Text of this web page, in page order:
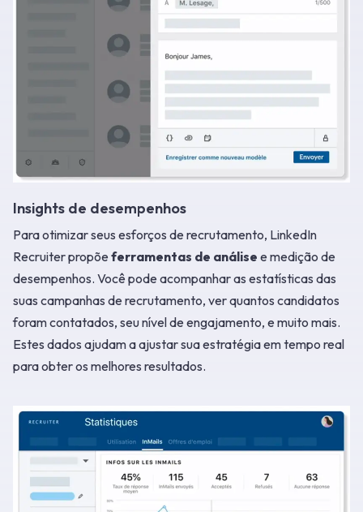
Insights de desempenhos
Para otimizar seus esforços de recrutamento, LinkedIn
Recruiter propõe ferramentas de análise e medição de
desempenhos. Você pode acompanhar as estatísticas das
suas campanhas de recrutamento, ver quantos candidatos
foram contatados, seu nível de engajamento, e muito mais.
Estes dados ajudam a ajustar sua estratégia em tempo real
para obter os melhores resultados.